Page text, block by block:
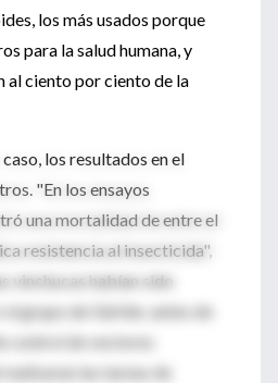
los más usados porque
para la salud humana, y
al ciento por ciento de la
los resultados en el
"En los ensayos
una mortalidad de entre el
resistencia al insecticida",
vinchucas habían sido
grupo de Gürtler, antes de
control de vectores
las tareas de